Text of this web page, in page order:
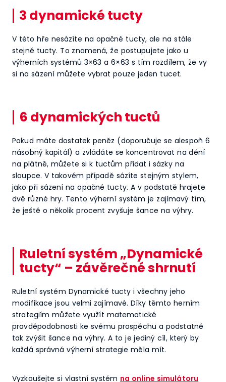
3 dynamické tucty
V této hře nesázíte na opačné tucty, ale na stále
stejné tucty. To znamená, že postupujete jako u
výherních systémů 3×63 a 6×63 s tím rozdílem, že vy
si na sázení můžete vybrat pouze jeden tucet.
6 dynamických tuctů
Pokud máte dostatek peněz (doporučuje se alespoň 6
násobný kapitál) a zvládáte se koncentrovat na dění
na plátně, můžete si k tuctům přidat i sázky na
sloupce. V takovém případě sázíte stejným stylem,
jako při sázení na opačné tucty. A v podstatě hrajete
dvě různé hry. Tento výherní systém je zajímavý tím,
že ještě o několik procent zvyšuje šance na výhry.
Ruletní systém „Dynamické
tucty“ – závěrečné shrnutí
Ruletní systém Dynamické tucty i všechny jeho
modifikace jsou velmi zajímavé. Díky těmto herním
strategiím můžete využít matematické
pravděpodobnosti ke svému prospěchu a podstatně
tak zvýšit šance na výhry. A to je jediný cíl, který by
každá správná výherní strategie měla mít.
Vyzkoušejte si vlastní systém na online simulátoru